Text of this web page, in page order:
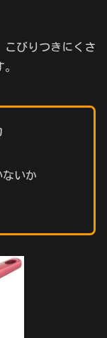
こびりつきにくさ
ないか